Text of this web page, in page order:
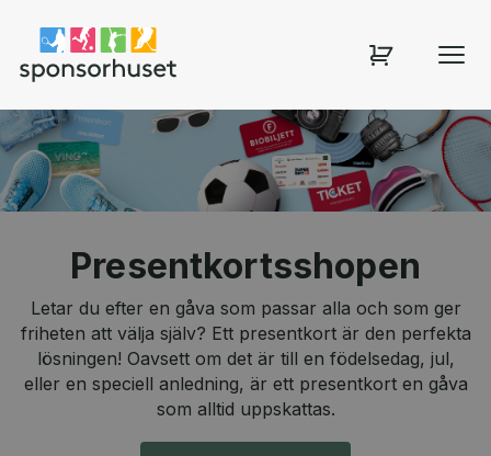
Sponsorhuset shop
Presentkortsshopen
Letar du efter en gåva som passar alla och som ger
friheten att välja själv? Ett presentkort är den perfekta
lösningen! Oavsett om det är till en födelsedag, jul,
eller en speciell anledning, är ett presentkort en gåva
som alltid uppskattas.